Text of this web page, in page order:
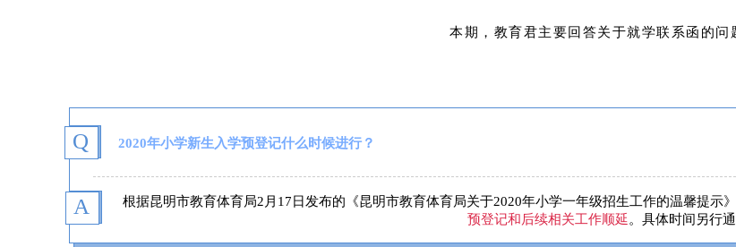
本期，教育君主要回答关于就学联系函的问
Q 2020年小学新生入学预登记什么时候进行？
A 根据昆明市教育体育局2月17日发布的《昆明市教育体育局关于2020年小学一年级招生工作的温馨提示》
预登记和后续相关工作顺延。具体时间另行通